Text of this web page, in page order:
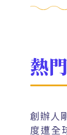
熱
創辦人
度遭全